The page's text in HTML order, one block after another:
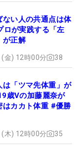
ない人の共通点は体
ロが実践する「左
が正解
金) 12時00分 38
は「ツマ先体重」が
歳Vの加藤麗奈が
はカカト体重 #優勝
木) 12時00分 35